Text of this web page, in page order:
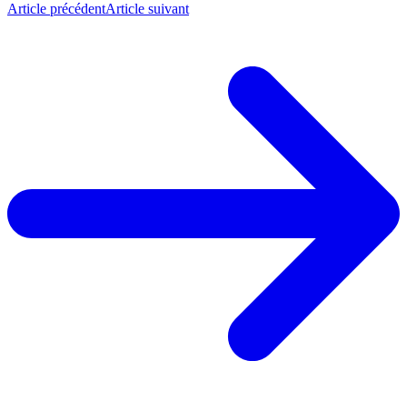
Article précédentArticle suivant